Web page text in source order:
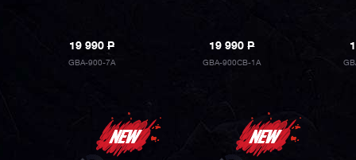
19 990P
GBA-900-7A
19 990P
GBA-900CB-1A